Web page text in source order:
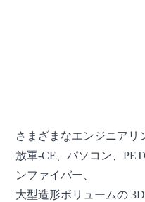
さまざまなエンジニアリ
放軍-CF、パソコン、
ンファイバー、
大型造形ボリュームの